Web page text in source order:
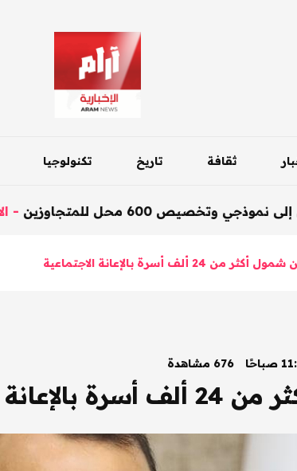
ثقافة تاريخ تكنولوجيا
- للمتجاوزين -الأخبار
ألف أسرة بالإعانة الاجتماعية
676 مشاهدة